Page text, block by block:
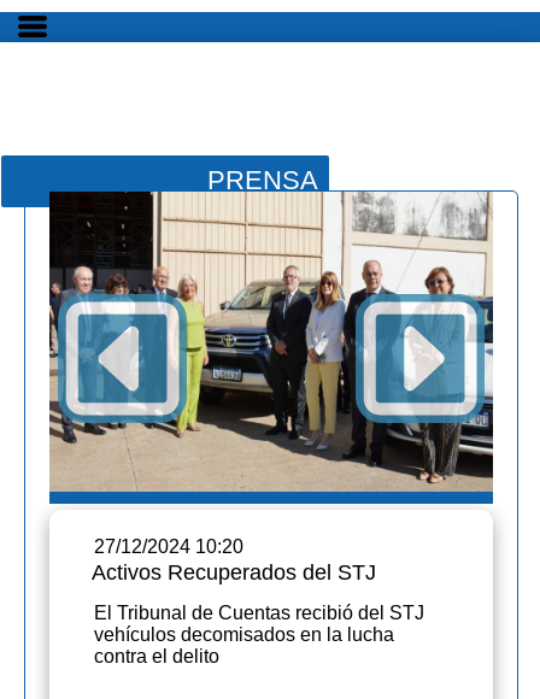
PRENSA
27/12/2024 10:20
Activos Recuperados del STJ
El Tribunal de Cuentas recibió del STJ
vehículos decomisados en la lucha
contra el delito